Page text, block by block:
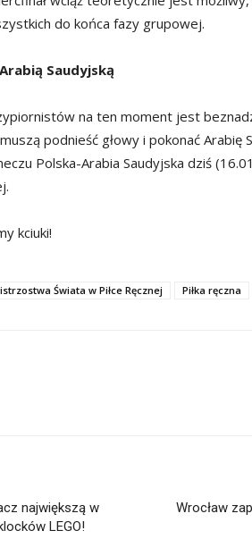
do końca fazy grupowej.
Saudyjską
na ten moment jest
podnieść głowy i pokonać
Polska-Arabia Saudyjska dziś
kciuki!
Świata w Piłce Ręcznej Piłka ręczna
największą w
LEGO!
Wrocław